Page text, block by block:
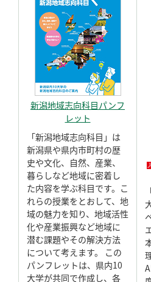
新潟地域志向科目パンフ
レット
「新潟地域志向科目」は
新潟県や県内市町村の歴
史や文化、自然、産業、
暮らしなど地域に密着し
た内容を学ぶ科目です。こ
れらの授業をとおして、地
域の魅力を知り、地域活性
化や産業振興など地域に
潜む課題やその解決方法
について考えます。 この
パンフレットは、県内10
大学が共同で作成し、各